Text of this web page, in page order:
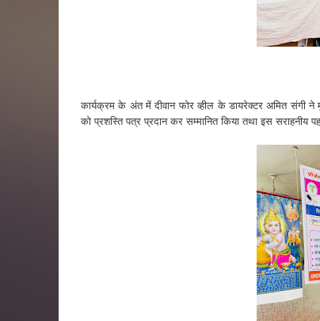
कार्यक्रम के अंत में दीवान फोर व्हील के डायरेक्टर अमित संगी
को प्रशस्ति पत्र प्रदान कर सम्मानित किया तथा इस सराहनीय